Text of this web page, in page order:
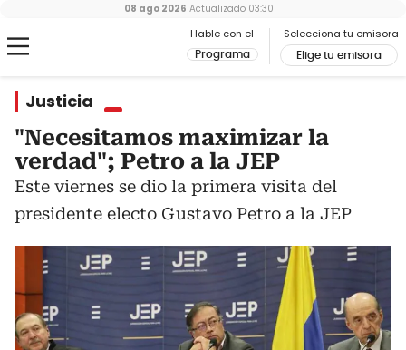
Hable con el
Programa
Selecciona tu emisora
Elige tu emisora
08 ago 2026 Actualizado 03:30
Justicia
"Necesitamos maximizar la
verdad"; Petro a la JEP
Este viernes se dio la primera visita del
presidente electo Gustavo Petro a la JEP